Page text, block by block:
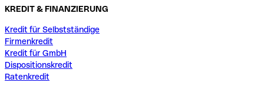
KREDIT & FINANZIERUNG
Kredit für Selbstständige
Firmenkredit
Kredit für GmbH
Dispositionskredit
Ratenkredit